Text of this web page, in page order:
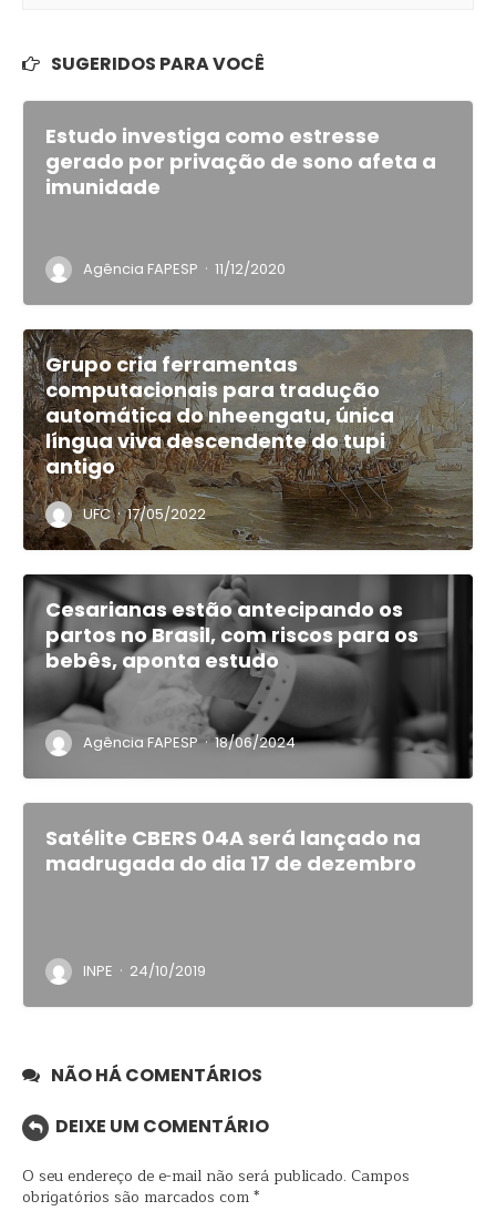
SUGERIDOS PARA VOCÊ
Estudo investiga como estresse
gerado por privação de sono afeta a
imunidade
Agência FAPESP · 11/12/2020
Grupo cria ferramentas
computacionais para tradução
automática do nheengatu, única
língua viva descendente do tupi
antigo
UFC · 17/05/2022
Cesarianas estão antecipando os
partos no Brasil, com riscos para os
bebês, aponta estudo
Agência FAPESP · 18/06/2024
Satélite CBERS 04A será lançado na
madrugada do dia 17 de dezembro
INPE · 24/10/2019
NÃO HÁ COMENTÁRIOS
DEIXE UM COMENTÁRIO
O seu endereço de e-mail não será publicado. Campos
obrigatórios são marcados com*